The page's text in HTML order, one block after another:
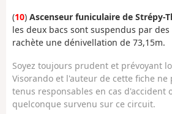
(10) Ascenseur funiculaire de Strépy-
les deux bacs sont suspendus par des
rachète une dénivellation de 73,15m.
Soyez toujours prudent et prévoyant
Visorando et l'auteur de cette fiche
tenus responsables en cas d'accident
quelconque survenu sur ce circuit.